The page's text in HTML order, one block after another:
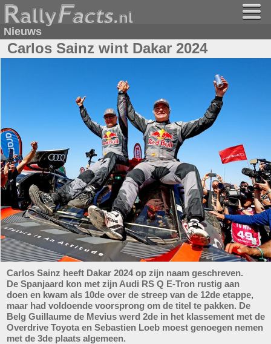
Nieuws
Carlos Sainz wint Dakar 2024
Carlos Sainz heeft Dakar 2024 op zijn naam geschreven.
De Spanjaard kon met zijn Audi RS Q E-Tron rustig aan
doen en kwam als 10de over de streep van de 12de etappe,
maar had voldoende voorsprong om de titel te pakken. De
Belg Guillaume de Mevius werd 2de in het klassement met de
Overdrive Toyota en Sebastien Loeb moest genoegen nemen
met de 3de plaats algemeen.